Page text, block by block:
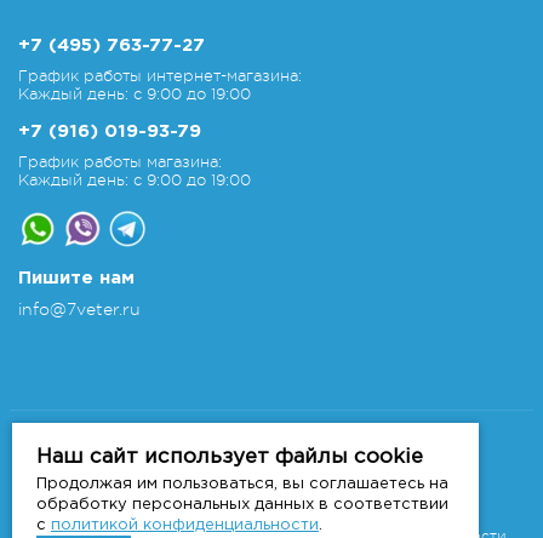
+7 (495) 763-77-27
График работы интернет-магазина:
Каждый день: с 9:00 до 19:00
+7 (916) 019-93-79
График работы магазина:
Каждый день: с 9:00 до 19:00
Пишите нам
info@7veter.ru
Интернет-магазин "На Семи Ветрах". Все права
Информация не является публичной офертой, которая
определяется
Наш сайт использует файлы cookie
Продолжая им пользоваться, вы соглашаетесь на
обработку персональных данных в соответствии
с политикой конфиденциальности